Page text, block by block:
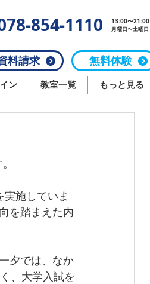
854-1110 13:00〜21:00
月曜日〜土曜日
料請求 無料体験
ン 教室一覧 もっと見る
施していま
を踏まえた内
夕では、なか
、大学入試を